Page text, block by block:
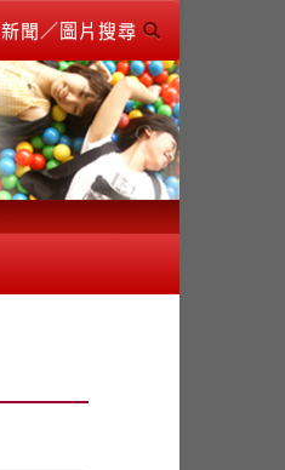
新聞／圖片搜尋